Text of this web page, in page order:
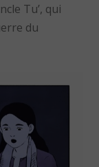
Tu’, qui
du